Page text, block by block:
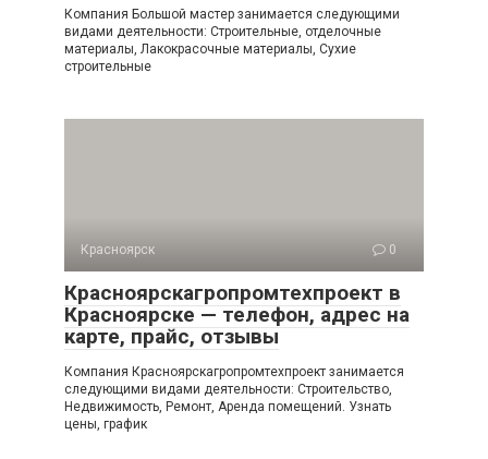
Компания Большой мастер занимается следующими
видами деятельности: Строительные, отделочные
материалы, Лакокрасочные материалы, Сухие
строительные
Красноярск 0
Красноярскагропромтехпроект в
Красноярске — телефон, адрес на
карте, прайс, отзывы
Компания Красноярскагропромтехпроект занимается
следующими видами деятельности: Строительство,
Недвижимость, Ремонт, Аренда помещений. Узнать
цены, график